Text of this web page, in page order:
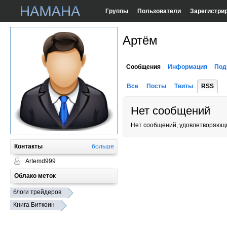
Группы Пользователи
Контакты больше
Artemd999
Облако меток
блоги трейдеров
Книга Биткоин
Артём
Сообщения Информация
Все Посты Твиты RSS
Нет сообщений
Нет сообщений,